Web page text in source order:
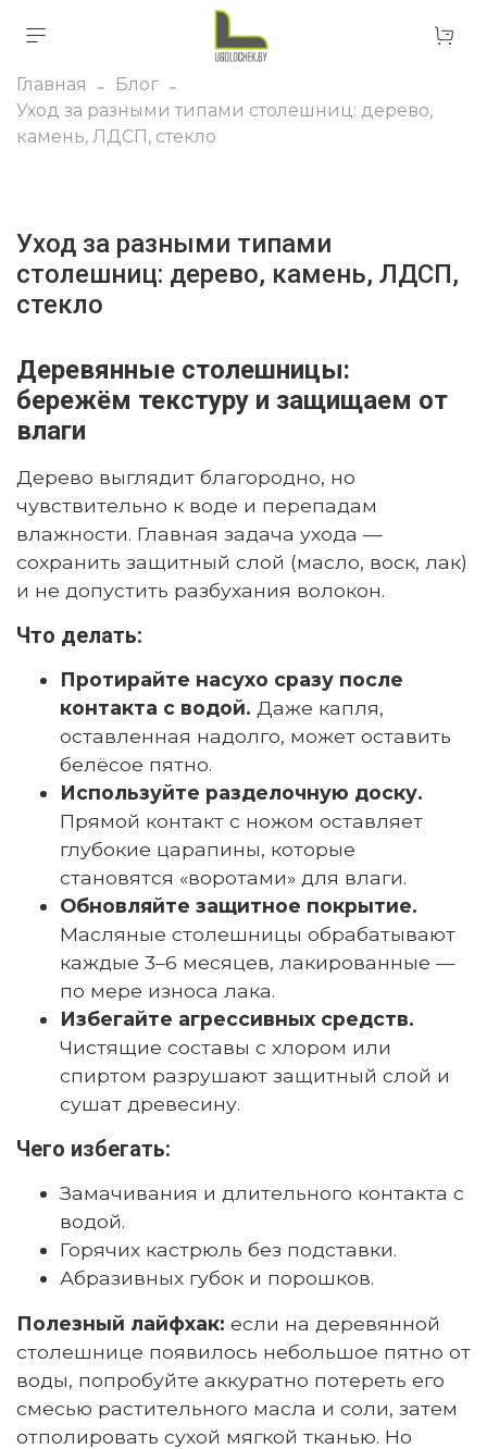
Главная
Блог
Уход за разными типами столешниц: дерево,
камень, ЛДСП, стекло
Уход за разными типами
столешниц: дерево, камень, ЛДСП,
стекло
Деревянные столешницы:
бережём текстуру и защищаем от
влаги
Дерево выглядит благородно, но
чувствительно к воде и перепадам
влажности. Главная задача ухода —
сохранить защитный слой (масло, воск, лак)
и не допустить разбухания волокон.
Что делать:
Протирайте насухо сразу после
контакта с водой. Даже капля,
оставленная надолго, может оставить
белёсое пятно.
Используйте разделочную доску.
Прямой контакт с ножом оставляет
глубокие царапины, которые
становятся «воротами» для влаги.
Обновляйте защитное покрытие.
Масляные столешницы обрабатывают
каждые 3–6 месяцев, лакированные —
по мере износа лака.
Избегайте агрессивных средств.
Чистящие составы с хлором или
спиртом разрушают защитный слой и
сушат древесину.
Чего избегать:
Замачивания и длительного контакта с
водой.
Горячих кастрюль без подставки.
Абразивных губок и порошков.
Полезный лайфхак: если на деревянной
столешнице появилось небольшое пятно от
воды, попробуйте аккуратно потереть его
смесью растительного масла и соли, затем
отполировать сухой мягкой тканью. Но